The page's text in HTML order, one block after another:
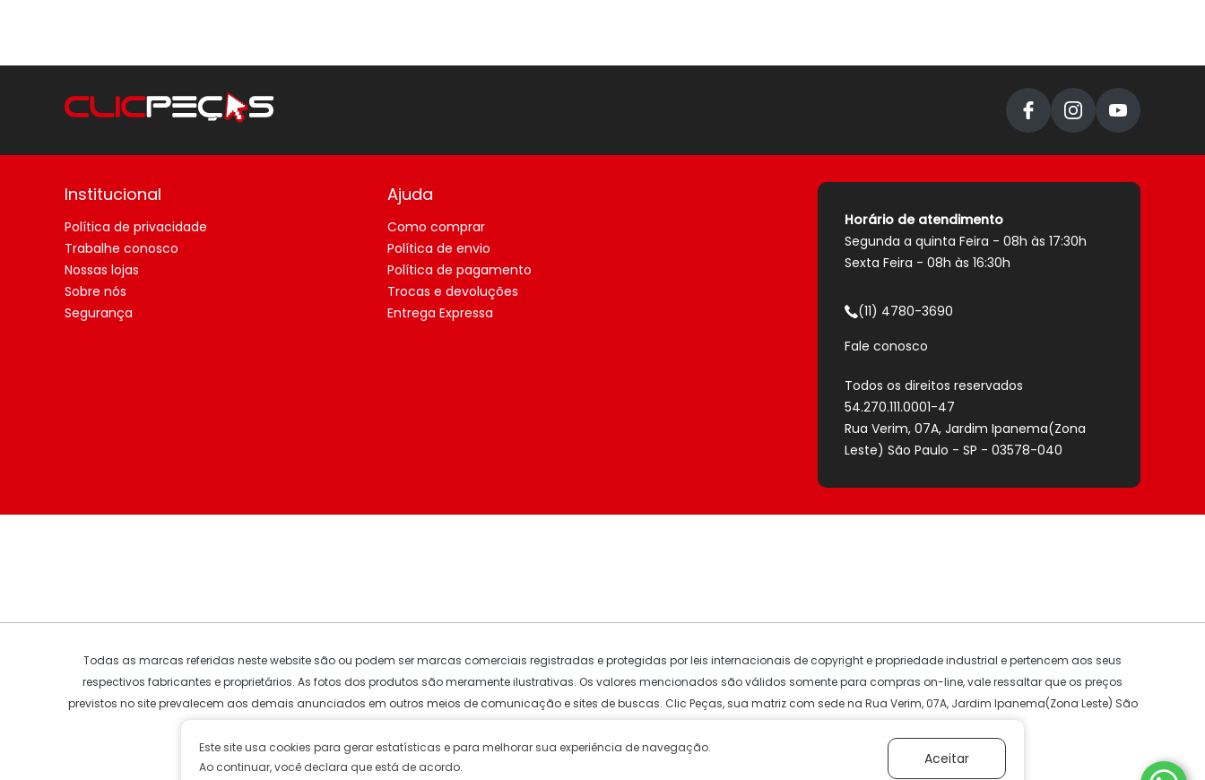
Institucional
Política de privacidade
Trabalhe conosco
Nossas lojas
Sobre nós
Segurança
Ajuda
Como comprar
Política de envio
Política de pagamento
Trocas e devoluções
Entrega Expressa
Horário de atendimento
Segunda a quinta Feira - 08h às 17:30h
Sexta Feira - 08h às 16:30h
(11) 4780-3690
Fale conosco
Todos os direitos reservados
54.270.111.0001-47
Rua Verim, 07A, Jardim Ipanema(Zona
Leste) São Paulo - SP - 03578-040
Todas as marcas referidas neste website são ou podem ser marcas comerciais registradas e protegidas por leis internacionais de copyright e propriedade industrial e pertencem aos seus
respectivos fabricantes e proprietários. As fotos dos produtos são meramente ilustrativas. Os valores mencionados são válidos somente para compras on-line, vale ressaltar que os preços
previstos no site prevalecem aos demais anunciados em outros meios de comunicação e sites de buscas. Clic Peças, sua matriz com sede na Rua Verim, 07A, Jardim Ipanema(Zona Leste) São
Este site usa cookies para gerar estatísticas e para melhorar sua experiência de navegação.
Ao continuar, você declara que está de acordo.
Aceitar